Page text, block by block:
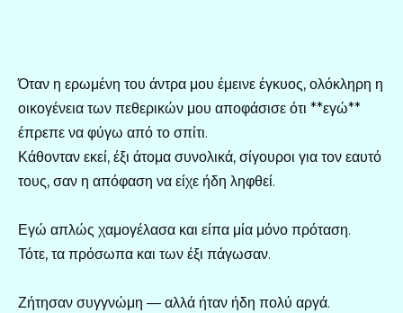
Όταν η ερωμένη του άντρα μου έμεινε έγκυος, ολόκληρη η
οικογένεια των πεθερικών μου αποφάσισε ότι **εγώ**
έπρεπε να φύγω από το σπίτι.
Κάθονταν εκεί, έξι άτομα συνολικά, σίγουροι για τον εαυτό
τους, σαν η απόφαση να είχε ήδη ληφθεί.
Εγώ απλώς χαμογέλασα και είπα μία μόνο πρόταση.
Τότε, τα πρόσωπα και των έξι πάγωσαν.
Ζήτησαν συγγνώμη — αλλά ήταν ήδη πολύ αργά.